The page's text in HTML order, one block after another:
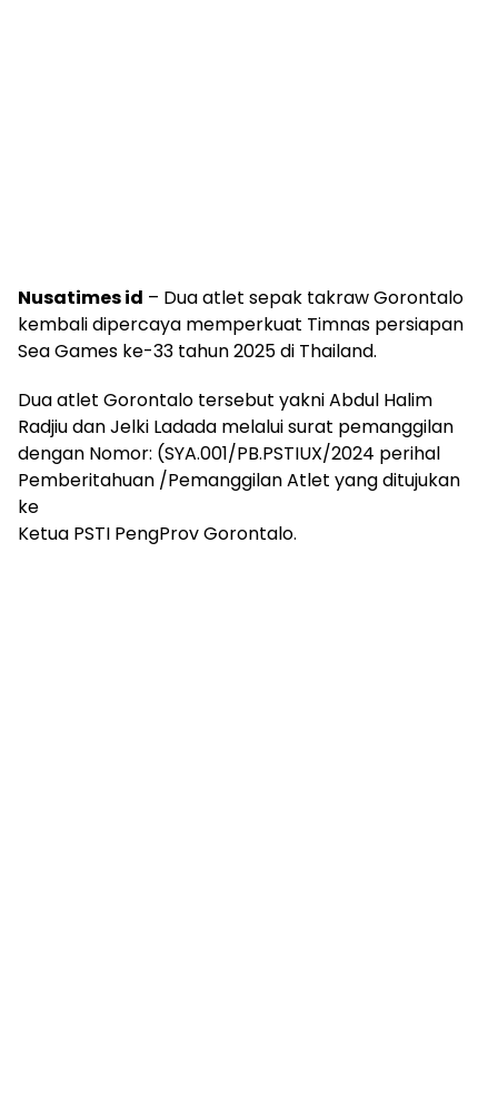
Nusatimes id – Dua atlet sepak takraw Gorontalo
kembali dipercaya memperkuat Timnas persiapan
Sea Games ke-33 tahun 2025 di Thailand.
Dua atlet Gorontalo tersebut yakni Abdul Halim
Radjiu dan Jelki Ladada melalui surat pemanggilan
dengan Nomor: (SYA.001/PB.PSTIUX/2024 perihal
Pemberitahuan /Pemanggilan Atlet yang ditujukan
ke
Ketua PSTI PengProv Gorontalo.